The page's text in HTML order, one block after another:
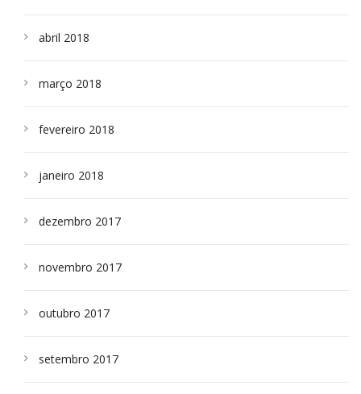
abril 2018
março 2018
fevereiro 2018
janeiro 2018
dezembro 2017
novembro 2017
outubro 2017
setembro 2017